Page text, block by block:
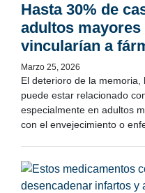
Hasta 30% de
adultos
vincularían a
Marzo 25, 2026
El deterioro de la
puede estar relacionado
especialmente en adultos
con el envejecimiento o